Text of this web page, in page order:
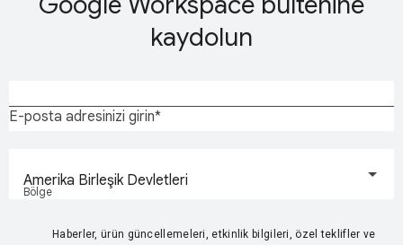
kaydolun
E-posta adresinizi girin
Bölge
Amerika Birleşik Devletleri
Haberler, ürün güncellemeleri, etkinlik bilgileri, özel teklifler ve